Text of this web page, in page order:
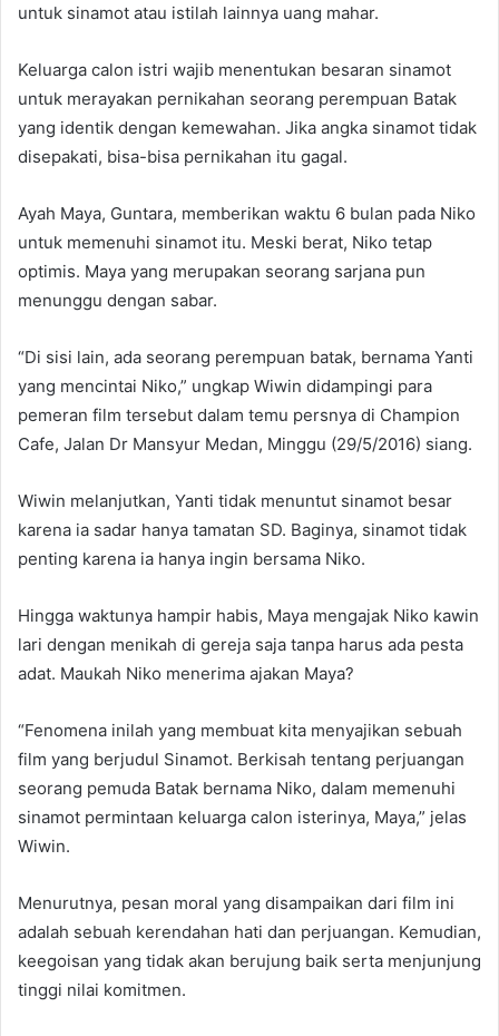
untuk sinamot atau istilah lainnya uang mahar.
‬Keluarga calon istri wajib menentukan besaran sinamot
untuk merayakan pernikahan seorang perempuan Batak
yang identik dengan kemewahan. Jika angka sinamot tidak
disepakati, bisa-bisa pernikahan itu gagal.
Ayah Maya, Guntara, memberikan waktu 6 bulan pada Niko
untuk memenuhi sinamot itu. Meski berat, Niko tetap
optimis. Maya yang merupakan seorang sarjana pun
menunggu dengan sabar.
“Di sisi lain, ada seorang perempuan batak, bernama Yanti
yang mencintai Niko,” ungkap Wiwin didampingi para
pemeran film tersebut dalam temu persnya di Champion
Cafe, Jalan Dr Mansyur Medan, Minggu (29/5/2016) siang.
Wiwin melanjutkan, Yanti tidak menuntut sinamot besar
karena ia sadar hanya tamatan SD. Baginya, sinamot tidak
penting karena ia hanya ingin bersama Niko.
Hingga waktunya hampir habis, Maya mengajak Niko kawin
lari dengan menikah di gereja saja tanpa harus ada pesta
adat. ‬Maukah Niko menerima ajakan Maya?
“Fenomena inilah yang membuat kita menyajikan sebuah
film yang berjudul Sinamot. Berkisah tentang perjuangan
seorang pemuda Batak bernama Niko, dalam memenuhi
sinamot permintaan keluarga calon isterinya, Maya,” jelas
Wiwin.
‬Menurutnya, pesan moral yang disampaikan dari film ini
adalah sebuah kerendahan hati dan perjuangan. Kemudian,
keegoisan yang tidak akan berujung baik serta menjunjung
tinggi nilai komitmen.